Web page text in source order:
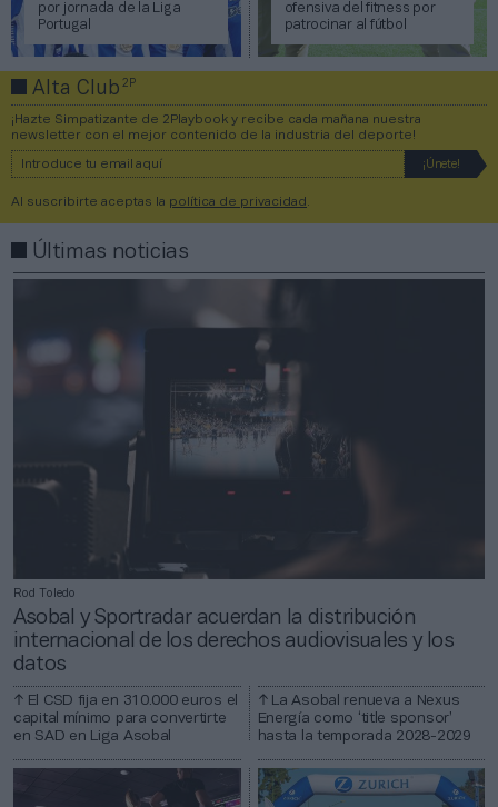
por jornada de la Liga
Portugal
ofensiva del fitness por
patrocinar al fútbol
Alta Club2P
¡Hazte Simpatizante de 2Playbook y recibe cada mañana nuestra
newsletter con el mejor contenido de la industria del deporte!
Al suscribirte aceptas la política de privacidad
Últimas noticias
Rod Toledo
Asobal y Sportradar acuerdan la distribución
internacional de los derechos audiovisuales y los
datos
El CSD fija en 310.000 euros el
capital mínimo para convertirte
en SAD en Liga Asobal
La Asobal renueva a Nexus
Energía como ‘title sponsor’
hasta la temporada 2028-2029